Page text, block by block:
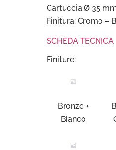
Cartuccia Ø 35
Finitura: Cromo –
SCHEDA TECNICA
Finiture:
Bronzo +
Bianco